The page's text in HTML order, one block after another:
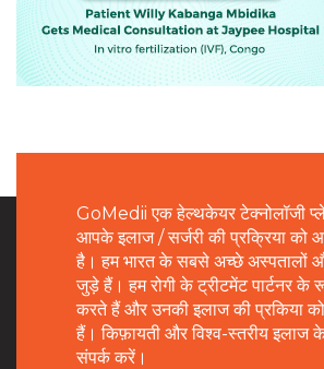
GoMedii एक हेल्थकेयर टेक्नोलॉजी
आपके इलाज / सर्जरी की प्रक्रिया को
है। हम भारत के सबसे अच्छे अस्पतालों
जुड़े हैं। हम रोगी के ट्रीटमेंट पार्टनर के
करते हैं और उनकी इलाज की प्रकिया
हैं। किफ़ायती और विश्व-स्तरीय इलाज
संपर्क करें।